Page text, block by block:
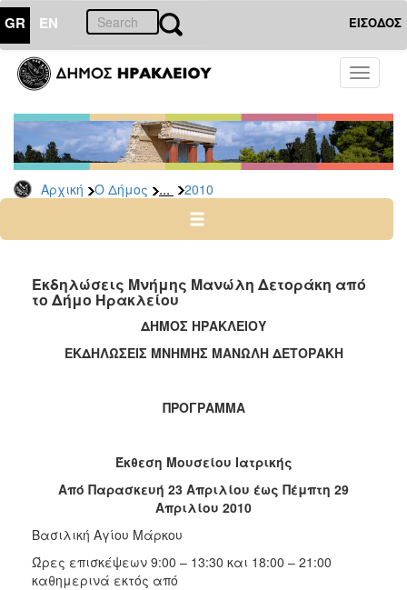
GR EN ΕΙΣΟΔΟΣ
Toggle
Αρχική Ο Δήμος ... 2010
ΔΗΜΟΣ
Δελτία
Τύπου
Αρχείο
2026
2024
2022
2020
2015
2012
2011
Εκδηλώσεις Μνήμης Μανώλη Δετοράκη από
το Δήμο Ηρακλείου
ΔΗΜΟΣ ΗΡΑΚΛΕΙΟΥ
ΕΚΔΗΛΩΣΕΙΣ ΜΝΗΜΗΣ ΜΑΝΩΛΗ ΔΕΤΟΡΑΚΗ
ΠΡΟΓΡΑΜΜΑ
Έκθεση Μουσείου Ιατρικής
Από Παρασκευή 23 Απριλίου έως Πέμπτη 29
Απριλίου 2010
Βασιλική Αγίου Μάρκου
Ώρες επισκέψεων 9:00 – 13:30 και 18:00 – 21:00
καθημερινά εκτός από